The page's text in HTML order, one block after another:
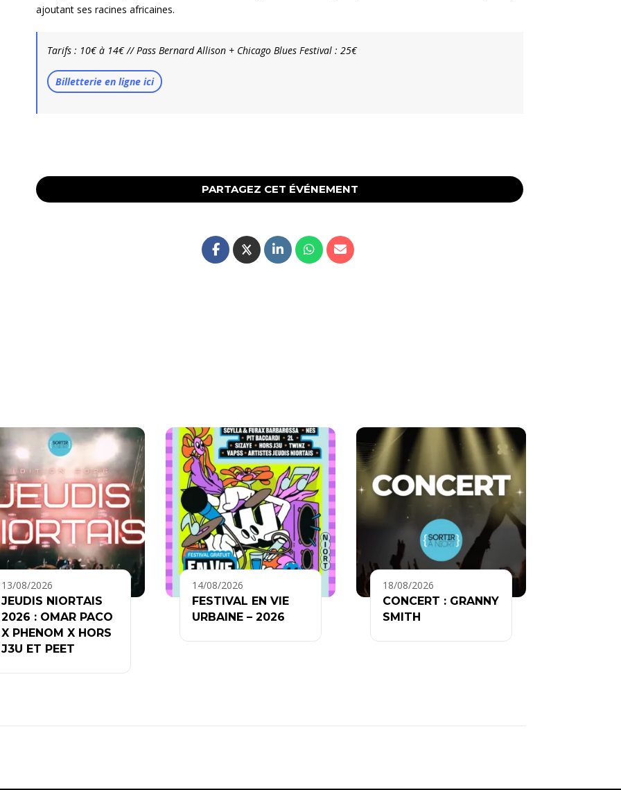
ajoutant ses racines africaines.
Tarifs : 10€ à 14€ // Pass Bernard Allison + Chicago Blues Festival : 25€
Billetterie en ligne ici
PARTAGEZ CET ÉVÉNEMENT
13/08/2026
JEUDIS NIORTAIS
2026 : OMAR PACO
X PHENOM X HORS
J3U ET PEET
14/08/2026
FESTIVAL EN VIE
URBAINE – 2026
18/08/2026
CONCERT : GRANNY
SMITH